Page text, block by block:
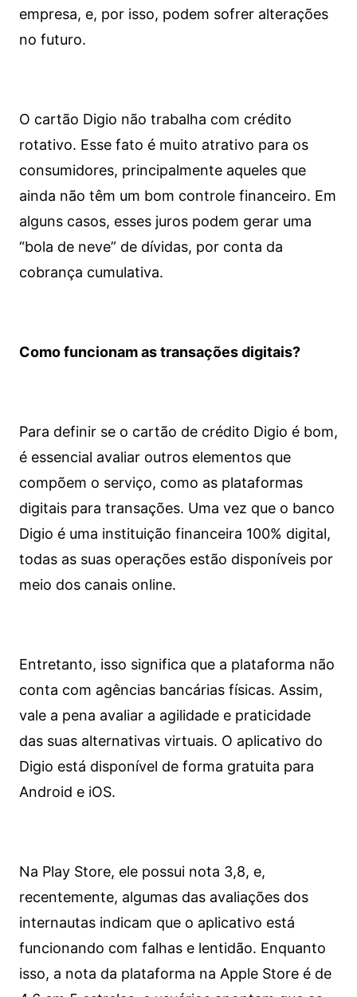
empresa, e, por isso, podem sofrer alterações
no futuro.
O cartão Digio não trabalha com crédito
rotativo. Esse fato é muito atrativo para os
consumidores, principalmente aqueles que
ainda não têm um bom controle financeiro. Em
alguns casos, esses juros podem gerar uma
“bola de neve” de dívidas, por conta da
cobrança cumulativa.
Como funcionam as transações digitais?
Para definir se o cartão de crédito Digio é bom,
é essencial avaliar outros elementos que
compõem o serviço, como as plataformas
digitais para transações. Uma vez que o banco
Digio é uma instituição financeira 100% digital,
todas as suas operações estão disponíveis por
meio dos canais online.
Entretanto, isso significa que a plataforma não
conta com agências bancárias físicas. Assim,
vale a pena avaliar a agilidade e praticidade
das suas alternativas virtuais. O aplicativo do
Digio está disponível de forma gratuita para
Android e iOS.
Na Play Store, ele possui nota 3,8, e,
recentemente, algumas das avaliações dos
internautas indicam que o aplicativo está
funcionando com falhas e lentidão. Enquanto
isso, a nota da plataforma na Apple Store é de